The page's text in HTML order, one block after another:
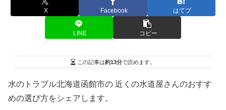
X Facebook はてブ
LINE コピー
この記事は約13分で読めます。
水のトラブル北海道函館市の 近くの水道屋さんのおすす
めの選び方をシェアします。